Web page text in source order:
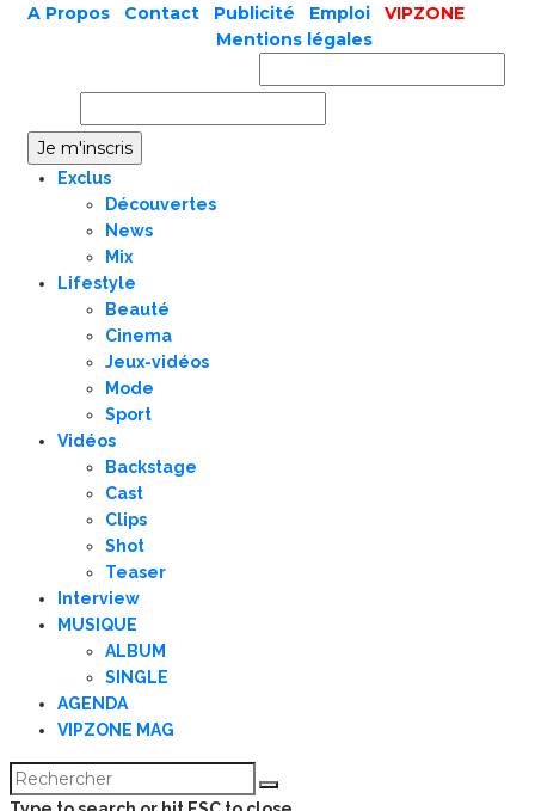
A Propos Contact Publicité Emploi
VIPZONE
Mentions légales
Exclus
Découvertes
News
Mix
Lifestyle
Beauté
Cinema
Jeux-vidéos
Mode
Sport
Vidéos
Backstage
Cast
Clips
Shot
Teaser
Interview
MUSIQUE
ALBUM
SINGLE
AGENDA
VIPZONE MAG